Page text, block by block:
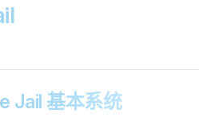
Jail 基本系统